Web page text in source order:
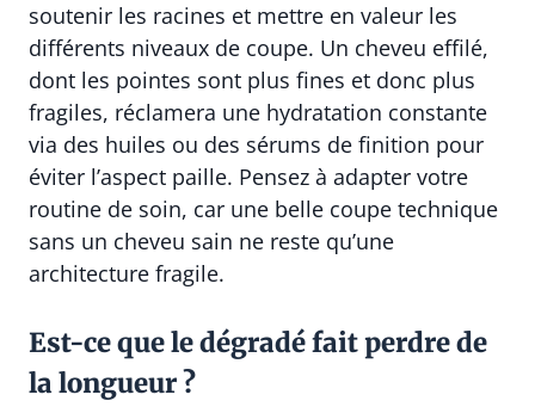
soutenir les racines et mettre en valeur les
différents niveaux de coupe. Un cheveu effilé,
dont les pointes sont plus fines et donc plus
fragiles, réclamera une hydratation constante
via des huiles ou des sérums de finition pour
éviter l’aspect paille. Pensez à adapter votre
routine de soin, car une belle coupe technique
sans un cheveu sain ne reste qu’une
architecture fragile.
Est-ce que le dégradé fait perdre de
la longueur ?